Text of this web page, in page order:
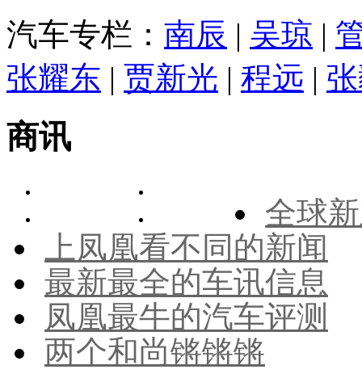
汽车专栏： 南辰 | 吴琼 |
张耀东 | 贾新光 | 程远 |
商讯
全球
上凤凰看不同的新闻
最新最全的车讯信息
凤凰最牛的汽车评测
两个和尚锵锵锵